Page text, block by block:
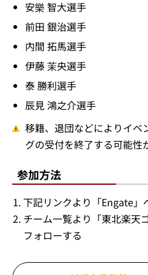
安樂 智大選手
前田 銀治選手
内間 拓馬選手
伊藤 茉央選手
泰 勝利選手
辰見 鴻之介選手
移籍、退団などによりイベ
グの受付を終了する可能性
参加方法
下記リンクより「Engate」
チーム一覧より「東北楽天
フォローする